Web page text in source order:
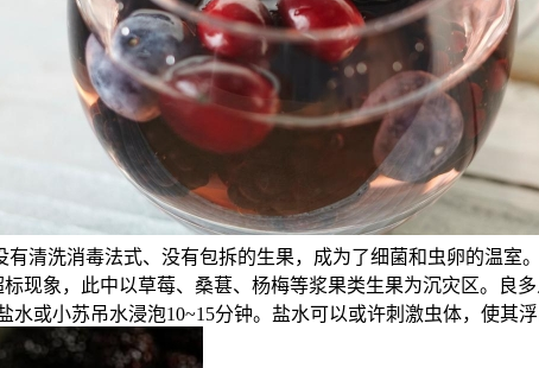
清洗消毒法式、没有包拆的生果，成为了细菌和虫卵的温室
现象，此中以草莓、桑葚、杨梅等浆果类生果为沉灾区。良
或小苏吊水浸泡10~15分钟。盐水可以或许刺激虫体，使其